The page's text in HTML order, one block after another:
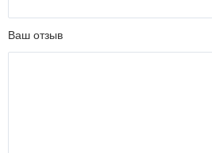
Ваш отзыв